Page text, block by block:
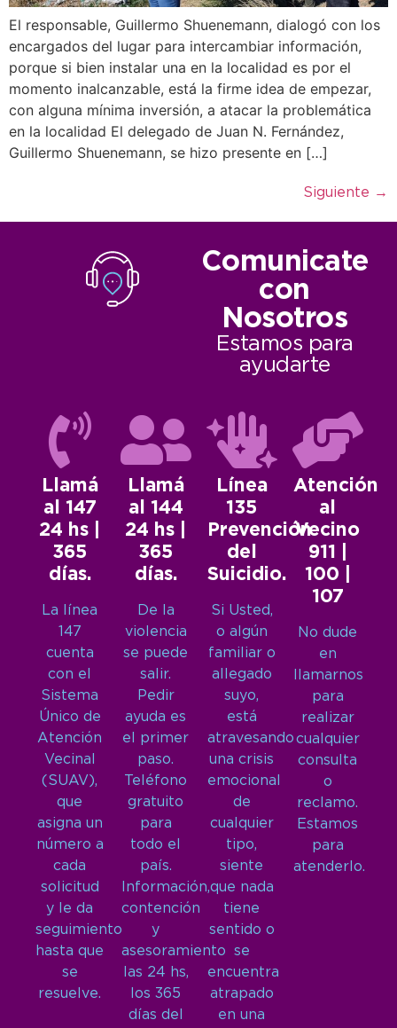
El responsable, Guillermo Shuenemann, dialogó con los
encargados del lugar para intercambiar información,
porque si bien instalar una en la localidad es por el
momento inalcanzable, está la firme idea de empezar,
con alguna mínima inversión, a atacar la problemática
en la localidad El delegado de Juan N. Fernández,
Guillermo Shuenemann, se hizo presente en […]
Siguiente →
Comunicate
con
Nosotros
Estamos para
ayudarte
Llamá
al 147
24 hs |
365
días.
La línea
147
cuenta
con el
Sistema
Único de
Atención
Vecinal
(SUAV),
que
asigna un
número a
cada
solicitud
y le da
seguimiento
hasta que
se
resuelve.
Llamá
al 144
24 hs |
365
días.
De la
violencia
se puede
salir.
Pedir
ayuda es
el primer
paso.
Teléfono
gratuito
para
todo el
país.
Información,
contención
y
asesoramiento
las 24 hs,
los 365
días del
Línea
135
Prevención
del
Suicidio.
Si Usted,
o algún
familiar o
allegado
suyo,
está
atravesando
una crisis
emocional
de
cualquier
tipo,
siente
que nada
tiene
sentido o
se
encuentra
atrapado
en una
Atención
al
Vecino
911 |
100 |
107
No dude
en
llamarnos
para
realizar
cualquier
consulta
o
reclamo.
Estamos
para
atenderlo.